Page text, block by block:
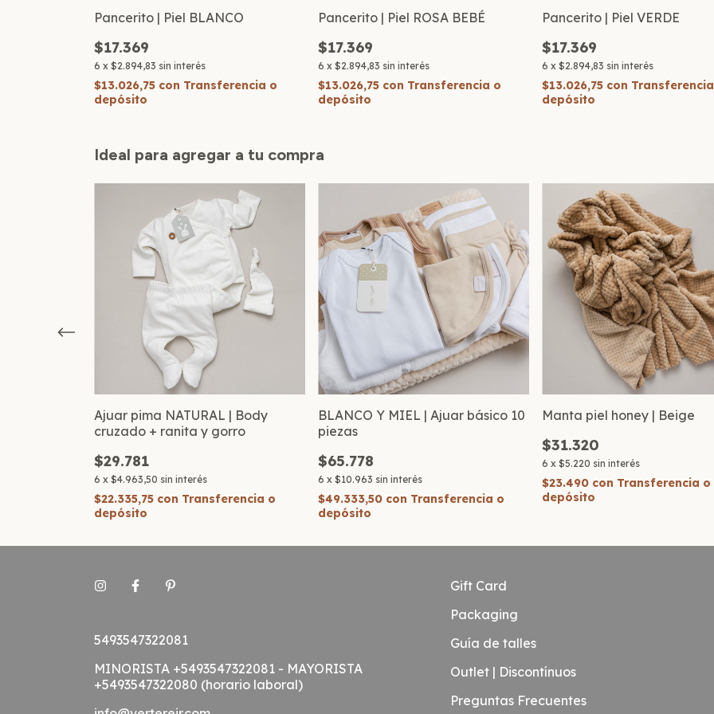
Pancerito | Piel BLANCO
$17.369
6 x $2.894,83 sin interés
$13.026,75 con Transferencia o
depósito
Pancerito | Piel ROSA BEBÉ
$17.369
6 x $2.894,83 sin interés
$13.026,75 con Transferencia o
depósito
Pancerito | Piel VERDE
$17.369
6 x $2.894,83 sin interés
$13.026,75 con
depósito
Ideal para agregar a tu compra
Ajuar pima NATURAL | Body
cruzado + ranita y gorro
$29.781
6 x $4.963,50 sin interés
$22.335,75 con Transferencia o
depósito
BLANCO Y MIEL | Ajuar básico 10
piezas
$65.778
6 x $10.963 sin interés
$49.333,50 con Transferencia o
depósito
Manta piel honey | Beige
$31.320
6 x $5.220 sin interés
$23.490 con Transferencia o
depósito
5493547322081
MINORISTA +5493547322081 - MAYORISTA
+5493547322080 (horario laboral)
Gift Card
Packaging
Guía de talles
Outlet | Discontínuos
Preguntas Frecuentes